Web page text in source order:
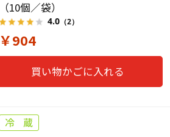
（10個／袋）
4.0（2）
￥904
買い物かごに入れる